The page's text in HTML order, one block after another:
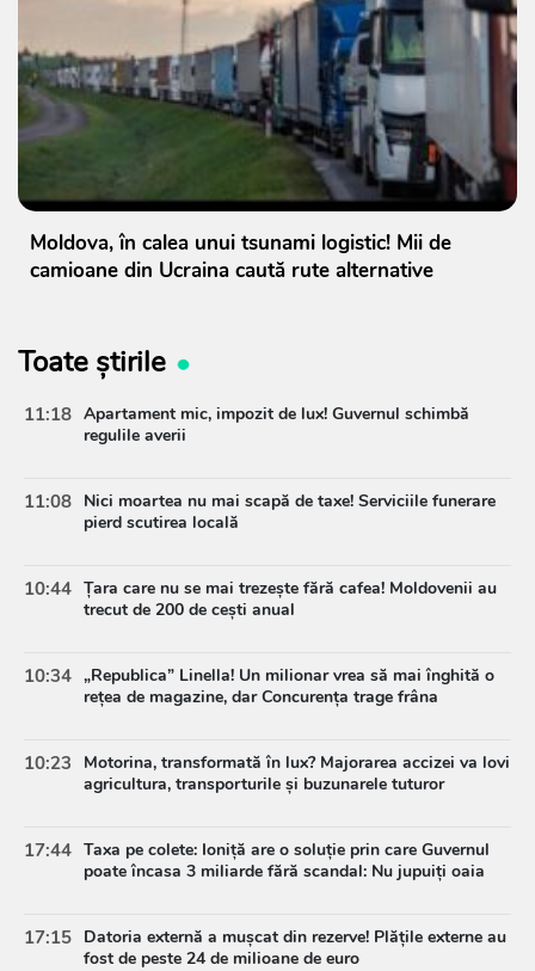
Moldova, în calea unui tsunami logistic! Mii de
camioane din Ucraina caută rute alternative
Toate știrile
11:18 Apartament mic, impozit de lux! Guvernul schimbă
regulile averii
11:08 Nici moartea nu mai scapă de taxe! Serviciile funerare
pierd scutirea locală
10:44 Țara care nu se mai trezește fără cafea! Moldovenii au
trecut de 200 de cești anual
10:34 „Republica” Linella! Un milionar vrea să mai înghită o
rețea de magazine, dar Concurența trage frâna
10:23
Motorina, transformată în lux? Majorarea accizei va lovi
agricultura, transporturile și buzunarele tuturor
17:44 Taxa pe colete: Ioniță are o soluție prin care Guvernul
poate încasa 3 miliarde fără scandal: Nu jupuiți oaia
17:15 Datoria externă a mușcat din rezerve! Plățile externe au
fost de peste 24 de milioane de euro